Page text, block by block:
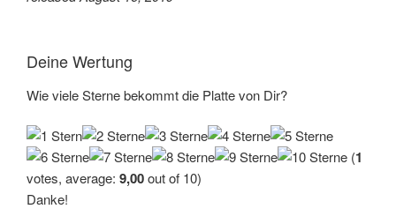
Deine Wertung
Wie viele Sterne bekommt die Platte von Dir?
(1
votes, average: 9,00out of 10)
Danke!